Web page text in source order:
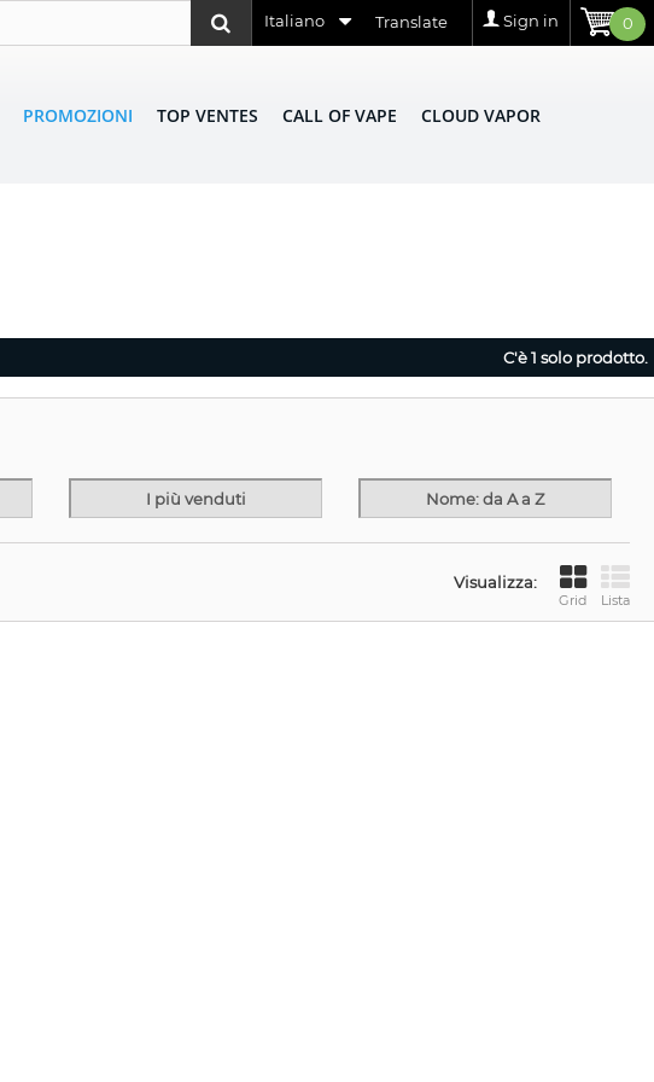
0
Sign in
Translate
Italiano
PROMOZIONI TOP VENTES CALL OF VAPE CLOUD VAPOR
C'è 1 solo prodotto.
I più venduti Nome: da A a Z
Visualizza:
Grid Lista